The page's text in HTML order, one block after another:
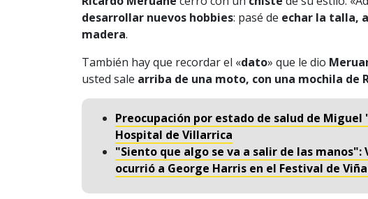
desarrollar nuevos hobbies: pasé de echar la talla,
madera.
También hay que recordar el «dato» que le dio
usted sale arriba de una moto, con una mochila de
Preocupación por estado de salud de
Hospital de Villarrica
"Siento que algo se va a salir de las manos":
ocurrió a George Harris en el Festival de Viña